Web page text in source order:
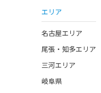
エリア
名古屋エリア
尾張・知多エリア
三河エリア
岐阜県